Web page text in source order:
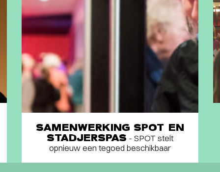
SAMENWERKING SPOT EN
STADJERSPAS - SPOT stelt
opnieuw een tegoed beschikbaar